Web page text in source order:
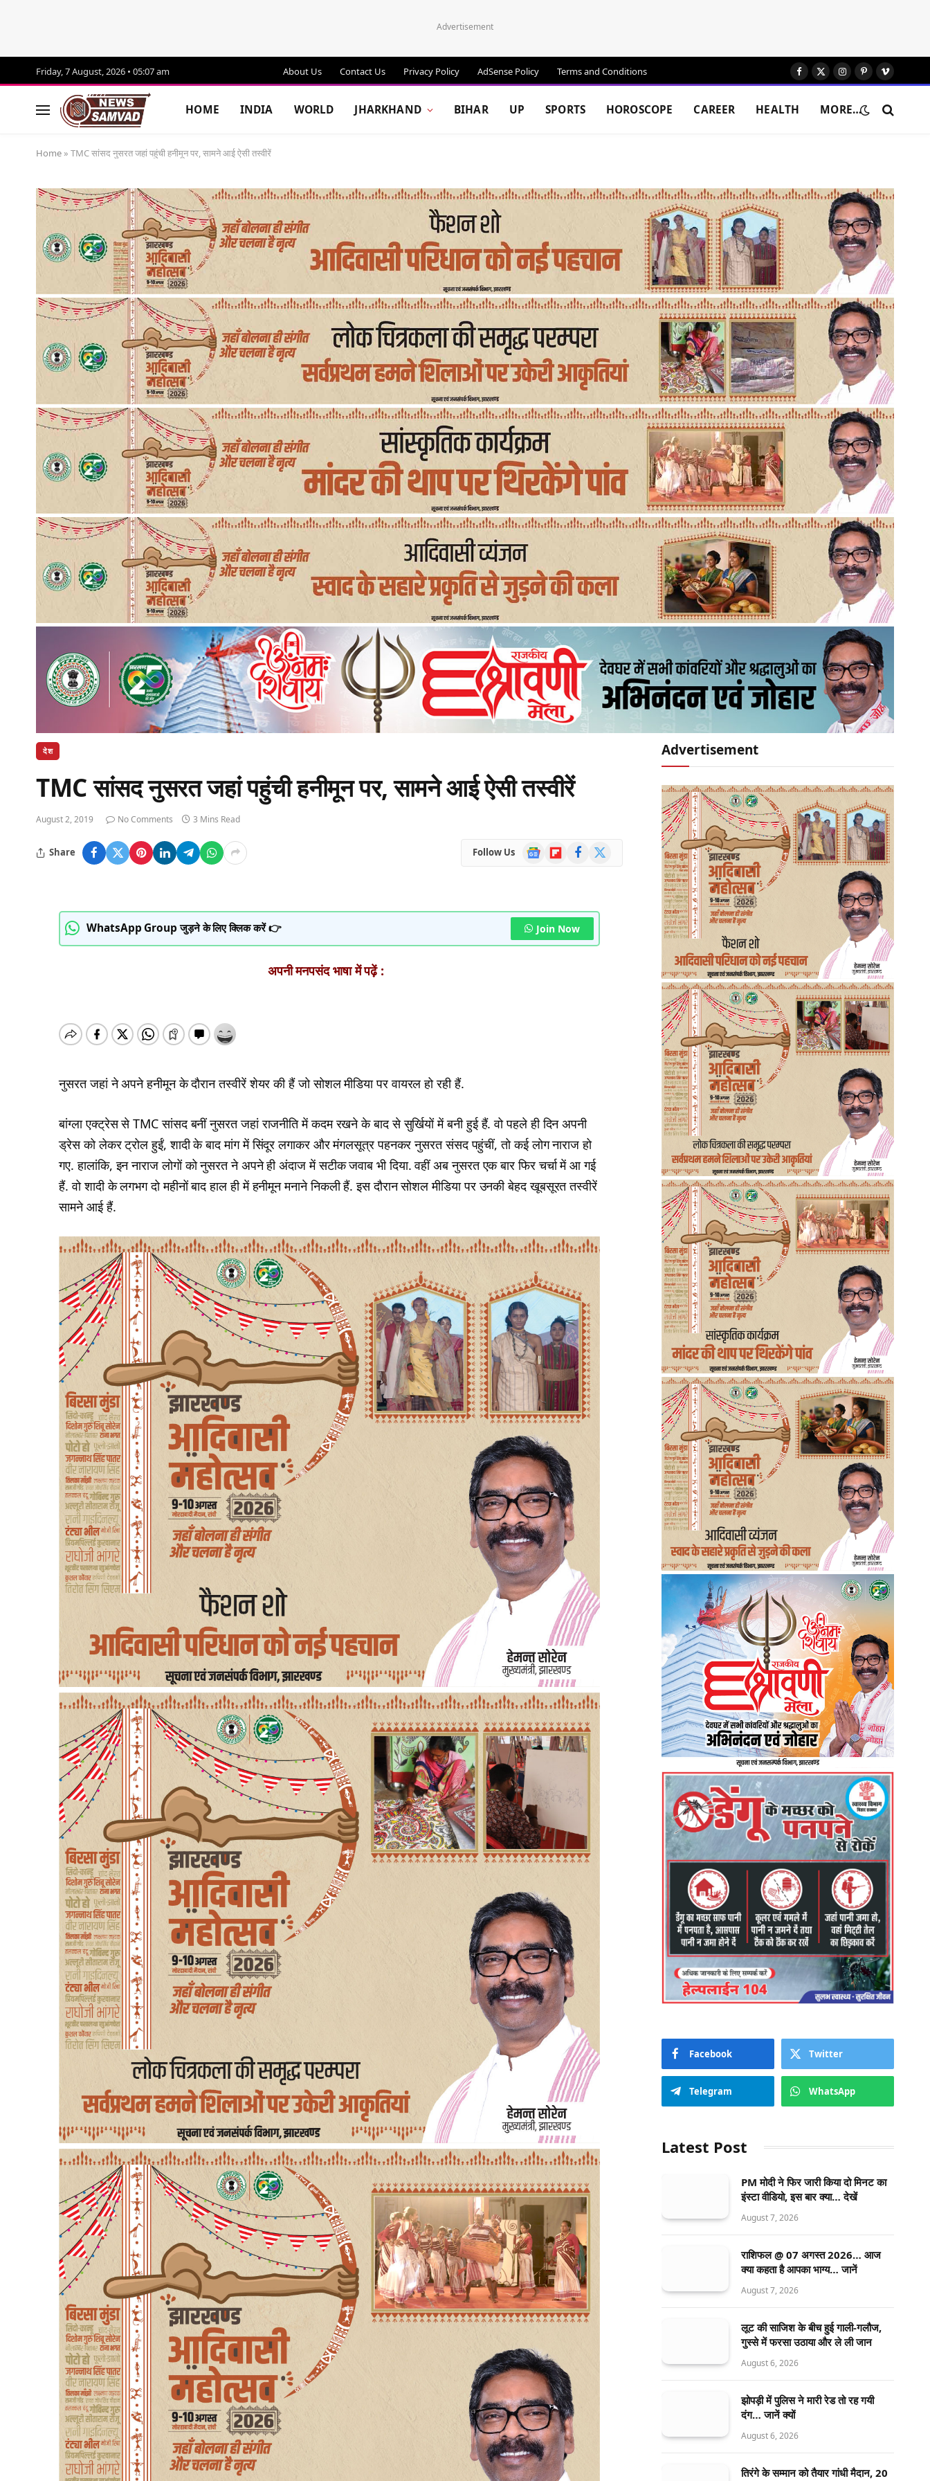
Advertisement
Friday, 7 August, 2026 • 05:07 am About Us Contact Us Privacy Policy AdSense Policy Terms and Conditions Facebook
X
Instagram
Pinterest
Vimeo
HOME INDIA WORLD JHARKHAND BIHAR UP SPORTS HOROSCOPE CAREER HEALTH MORE…
Home » TMC सांसद नुसरत जहां पहुंची हनीमून पर, सामने आई ऐसी तस्वीरें
देश
TMC सांसद नुसरत जहां पहुंची हनीमून पर, सामने आई ऐसी तस्वीरें
August 2, 2019 No Comments 3 Mins Read
Share Follow Us
Google
News
FlipboardFacebook
WhatsApp Group जुड़ने के लिए क्लिक करें 👉 Join Now
अपनी मनपसंद भाषा में पढ़ें :
नुसरत जहां ने अपने हनीमून के दौरान तस्वीरें शेयर की हैं जो सोशल मीडिया पर वायरल हो रही हैं.
बांग्ला एक्ट्रेस से TMC सांसद बनीं नुसरत जहां राजनीति में कदम रखने के बाद से सुर्खियों में बनी हुई हैं. वो पहले ही दिन अपनी
ड्रेस को लेकर ट्रोल हुईं, शादी के बाद मांग में सिंदूर लगाकर और मंगलसूत्र पहनकर नुसरत संसद पहुंचीं, तो कई लोग नाराज हो
गए. हालांकि, इन नाराज लोगों को नुसरत ने अपने ही अंदाज में सटीक जवाब भी दिया. वहीं अब नुसरत एक बार फिर चर्चा में आ गई
हैं. वो शादी के लगभग दो महीनों बाद हाल ही में हनीमून मनाने निकली हैं. इस दौरान सोशल मीडिया पर उनकी बेहद खूबसूरत तस्वीरें
सामने आई हैं.
Advertisement
Facebook Twitter
Telegram WhatsApp
Latest Post
PM मोदी ने फिर जारी किया दो मिनट का
इंस्टा वीडियो, इस बार क्या… देखें
August 7, 2026
राशिफल @ 07 अगस्त 2026… आज
क्या कहता है आपका भाग्य… जानें
August 7, 2026
लूट की साजिश के बीच हुई गाली-गलौज,
गुस्से में फरसा उठाया और ले ली जान
August 6, 2026
झोपड़ी में पुलिस ने मारी रेड तो रह गयी
दंग… जानें क्यों
August 6, 2026
तिरंगे के सम्मान को तैयार गांधी मैदान, 20